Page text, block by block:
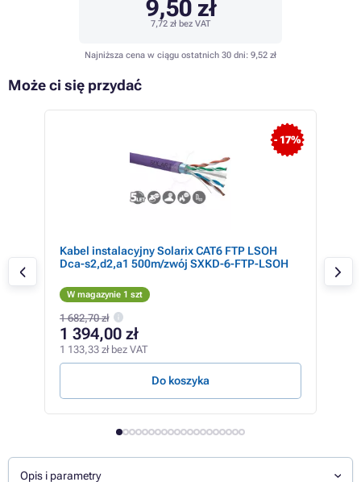
9,50 zł
7,72 zł bez VAT
Najniższa cena w ciągu ostatnich 30 dni: 9,52 zł
Może ci się przydać
- 17%
Kabel instalacyjny Solarix CAT6 FTP LSOH
Dca-s2,d2,a1 500m/zwój SXKD-6-FTP-LSOH
W magazynie 1 szt
1 682,70 zł
1 394,00 zł
1 133,33 zł bez VAT
Do koszyka
Opis i parametry